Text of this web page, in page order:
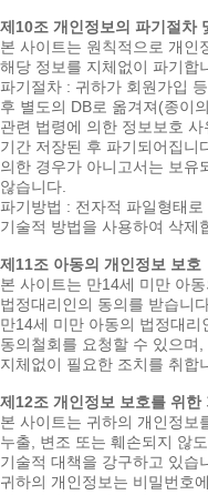
제10조 개인정보의 파기절차
본 사이트는 원칙적으로 개인
해당 정보를 지체없이 파기합
파기절차 : 귀하가 회원가입
후 별도의 DB로 옮겨져(종이
관련 법령에 의한 정보보호
기간 저장된 후 파기되어집니
의한 경우가 아니고서는 보유
않습니다.
파기방법 : 전자적 파일형태
기술적 방법을 사용하여 삭제
제11조 아동의 개인정보 보호
본 사이트는 만14세 미만 아
법정대리인의 동의를 받습니
만14세 미만 아동의 법정대
동의철회를 요청할 수 있으며
지체없이 필요한 조치를 취합
제12조 개인정보 보호를 위한
본 사이트는 귀하의 개인정보
누출, 변조 또는 훼손되지 않
기술적 대책을 강구하고 있습
귀하의 개인정보는 비밀번호